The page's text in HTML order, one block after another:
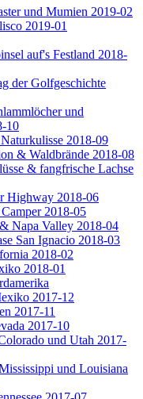
und Mumien 2019-02
2019-01
auf's Festland 2018-
der Golfgeschichte
und
10
2018-09
& Waldbrände 2018-08
& fangfrische Lachse
Highway 2018-06
2018-05
Napa Valley 2018-04
San Ignacio 2018-03
2018-02
2018-01
2017-12
2017-11
2017-10
und Utah 2017-
und Louisiana